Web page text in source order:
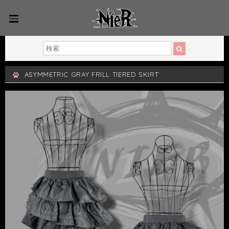
ASYMMETRIC GRAY FRILL TIERED SKIRT